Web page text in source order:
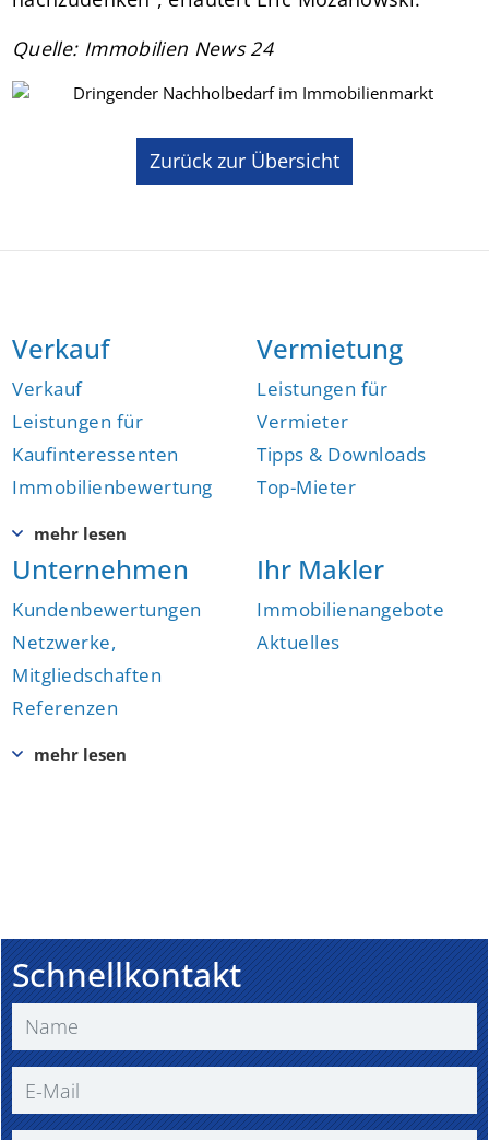
Quelle: Immobilien News 24
Zurück zur Übersicht
Verkauf
Verkauf
Leistungen für
Kaufinteressenten
Immobilienbewertung
Vermietung
Leistungen für
Vermieter
Tipps & Downloads
Top-Mieter
Unternehmen
Kundenbewertungen
Netzwerke,
Mitgliedschaften
Referenzen
Ihr Makler
Immobilienangebote
Aktuelles
Schnellkontakt